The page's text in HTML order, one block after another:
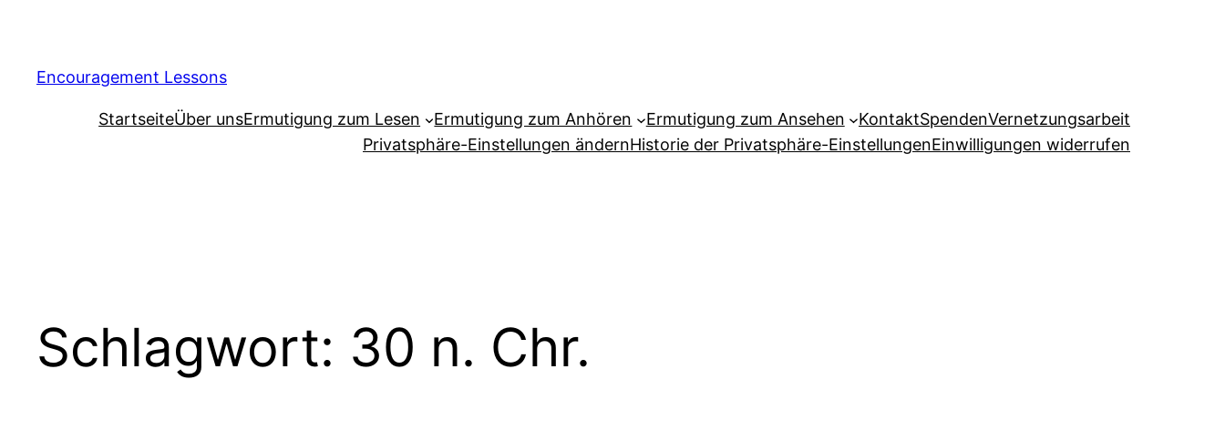
Encouragement Lessons
StartseiteÜber unsErmutigung zum Lesen Ermutigung zum Anhören Ermutigung zum Ansehen KontaktSpendenVernetzungsarbeit
Privatsphäre-Einstellungen ändernHistorie der Privatsphäre-EinstellungenEinwilligungen widerrufen
Schlagwort: 30 n. Chr.